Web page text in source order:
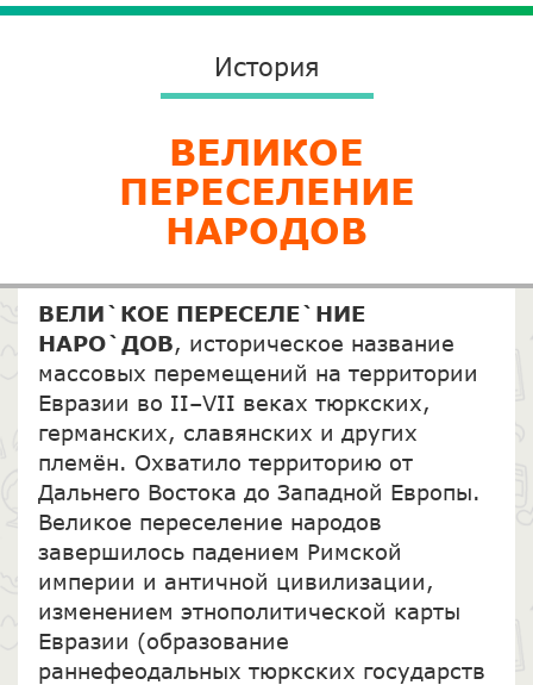
История
ВЕЛИКОЕ
ПЕРЕСЕЛЕНИЕ
НАРОДОВ
ВЕЛИ`КОЕ ПЕРЕСЕЛЕ`НИЕ
НАРО`ДОВ, историческое название
массовых перемещений на территории
Евразии во II–VII веках тюркских,
германских, славянских и других
племён. Охватило территорию от
Дальнего Востока до Западной Европы.
Великое переселение народов
завершилось падением Римской
империи и античной цивилизации,
изменением этнополитической карты
Евразии (образование
раннефеодальных тюркских государств